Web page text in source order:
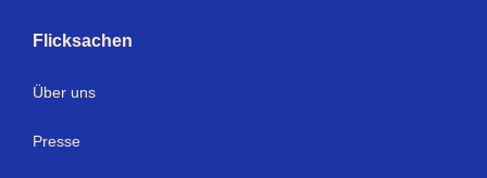
Flicksachen
Über uns
Presse